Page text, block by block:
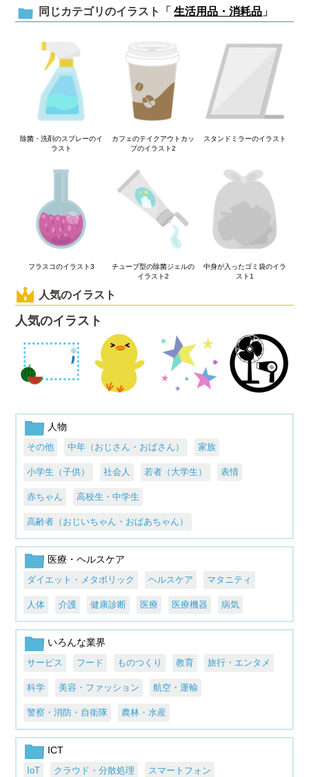
同じカテゴリのイラスト「 生活用品・消耗品 」
除菌・洗剤のスプレーのイ
ラスト
カフェのテイクアウトカッ
プのイラスト2
スタンドミラーのイラスト
フラスコのイラスト3
チューブ型の除菌ジェルの
イラスト2
中身が入ったゴミ袋のイラ
スト1
人気のイラスト
人気のイラスト
人物
その他 中年（おじさん・おばさん） 家族
小学生（子供） 社会人 若者（大学生） 表情
赤ちゃん 高校生・中学生
高齢者（おじいちゃん・おばあちゃん）
医療・ヘルスケア
ダイエット・メタボリック ヘルスケア マタニティ
人体 介護 健康診断 医療 医療機器 病気
いろんな業界
サービス フード ものつくり 教育 旅行・エンタメ
科学 美容・ファッション 航空・運輸
警察・消防・自衛隊 農林・水産
ICT
IoT クラウド・分散処理 スマートフォン